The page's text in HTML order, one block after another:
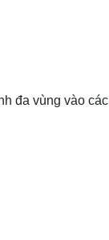
đa vùng vào các